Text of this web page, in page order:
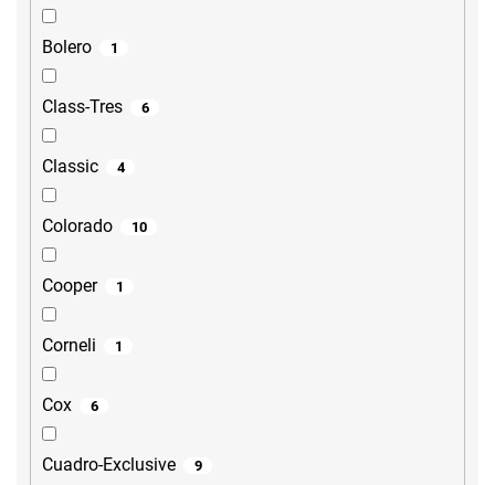
Bolero 1
Class-Tres 6
Classic 4
Colorado 10
Cooper 1
Corneli 1
Cox 6
Cuadro-Exclusive 9